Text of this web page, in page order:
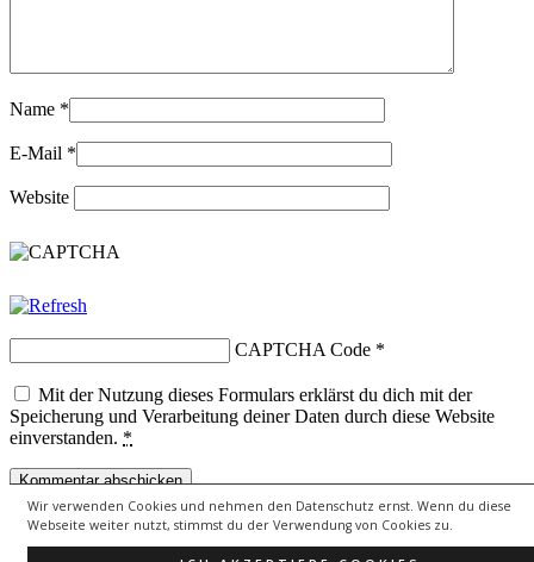
Wir verwenden Cookies und nehmen den Datenschutz ernst. Wenn du diese
Webseite weiter nutzt, stimmst du der Verwendung von Cookies zu.
Name *
E-Mail *
Website
CAPTCHA Code *
Mit der Nutzung dieses Formulars erklärst du dich mit der
Speicherung und Verarbeitung deiner Daten durch diese Website
einverstanden. *
Copyright © 2026lebenssongs.deAll Rights Reserved.
Theme: Catch Evolution byCatch Themes